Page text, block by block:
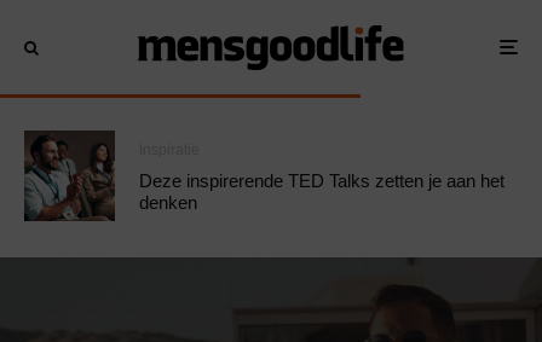
Deze inspirerende TED Talks zetten je aan het
denken